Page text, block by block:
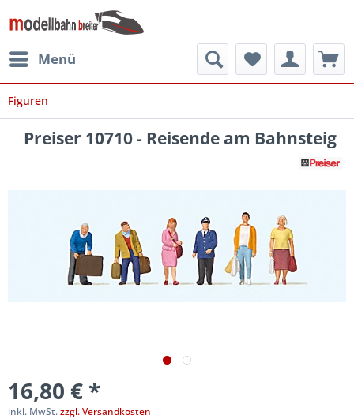
Menü
Figuren
Preiser 10710 - Reisende am Bahnsteig
16,80 € *
inkl. MwSt.zzgl. Versandkosten